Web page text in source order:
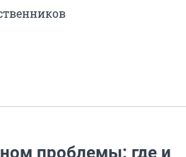
проблемы: где и